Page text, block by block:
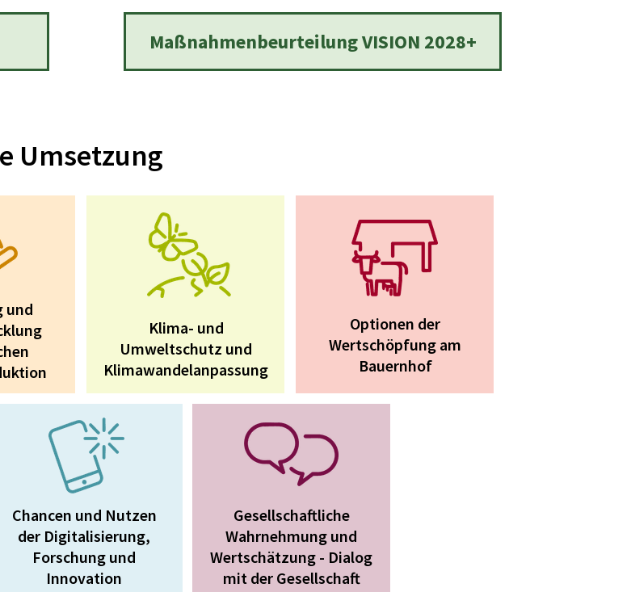
Maßnahmenbeurteilung VISION 2028+
Umsetzung
und
Klima- und
Umweltschutz und
Klimawandelanpassung
Optionen der
Wertschöpfung am
Bauernhof
Chancen und Nutzen
der Digitalisierung,
Forschung und
Innovation
Gesellschaftliche
Wahrnehmung und
Wertschätzung - Dialog
mit der Gesellschaft